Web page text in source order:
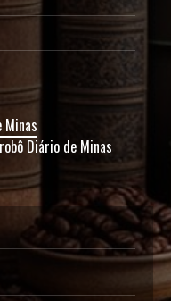
Diário de Minas